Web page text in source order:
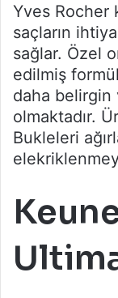
Yves Rocher
saçların
sağlar. Özel
edilmiş
daha belirgin
olmaktadır.
Bukleleri